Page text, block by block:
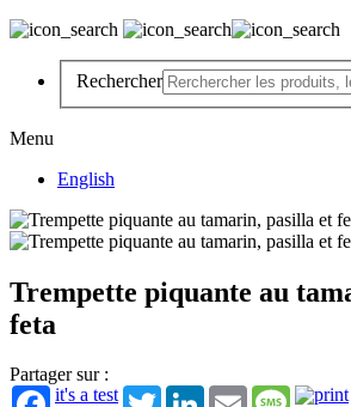
Rechercher
Menu
English
Trempette piquante au
feta
Partager sur :
it's a test
TwitterLinkedInEmail